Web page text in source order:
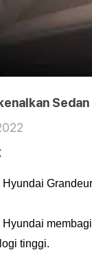
Hyundai
Hyundai
tinggi.